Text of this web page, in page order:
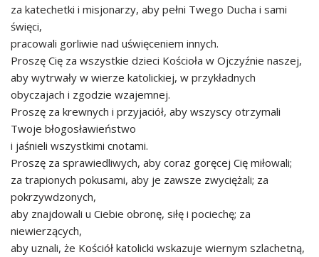
za katechetki i misjonarzy, aby pełni Twego Ducha i sami
święci,
pracowali gorliwie nad uświęceniem innych.
Proszę Cię za wszystkie dzieci Kościoła w Ojczyźnie naszej,
aby wytrwały w wierze katolickiej, w przykładnych
obyczajach i zgodzie wzajemnej.
Proszę za krewnych i przyjaciół, aby wszyscy otrzymali
Twoje błogosławieństwo
i jaśnieli wszystkimi cnotami.
Proszę za sprawiedliwych, aby coraz goręcej Cię miłowali;
za trapionych pokusami, aby je zawsze zwyciężali; za
pokrzywdzonych,
aby znajdowali u Ciebie obronę, siłę i pociechę; za
niewierzących,
aby uznali, że Kościół katolicki wskazuje wiernym szlachetną,